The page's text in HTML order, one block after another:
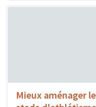
Mieux aménager